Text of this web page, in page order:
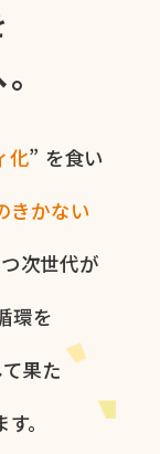
化” を​食い​
きかない​
次世代が​
環を​
果た​
。​